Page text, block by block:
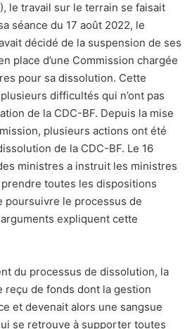
le travail sur le terrain se faisait
séance du 17 août 2022, le
décidé de la suspension de ses
place d’une Commission chargée
pour sa dissolution. Cette
difficultés qui n’ont pas
de la CDC-BF. Depuis la mise
plusieurs actions ont été
de la CDC-BF. Le 16
ministres a instruit les ministres
toutes les dispositions
poursuivre le processus de
expliquent cette
du processus de dissolution, la
reçu de fonds dont la gestion
et devenait alors une sangsue
se retrouve à supporter toutes